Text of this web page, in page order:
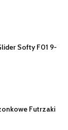
Softy F01 9-
Futrzaki